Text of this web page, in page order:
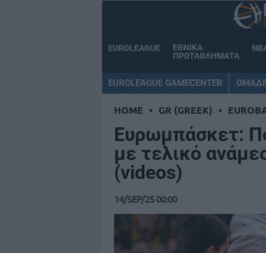
EUROLEAGUE
ΕΘΝΙΚΑ
ΠΡΩΤΑΘΛΗΜΑΤΑ
EUROLEAGUE GAMECENTER
HOME • GR (GREEK) •
Ευρωμπάσκετ:
με τελικό
(videos)
14/SEP/25 00:00